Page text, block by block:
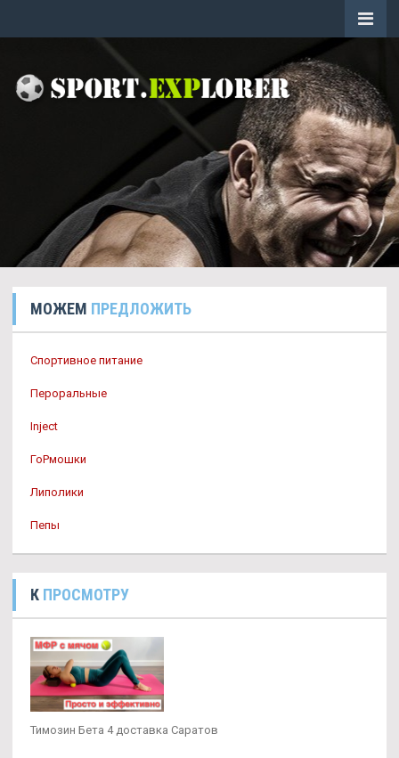
МОЖЕМ ПРЕДЛОЖИТЬ
Спортивное питание
Пероральные
Inject
ГоРмошки
Липолики
Пепы
К ПРОСМОТРУ
Тимозин Бета 4 доставка Саратов